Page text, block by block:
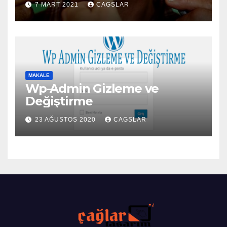
7 MART 2021 CAGSLAR
MAKALE
Wp-Admin Gizleme ve
Değiştirme
23 AĞUSTOS 2020 CAGSLAR